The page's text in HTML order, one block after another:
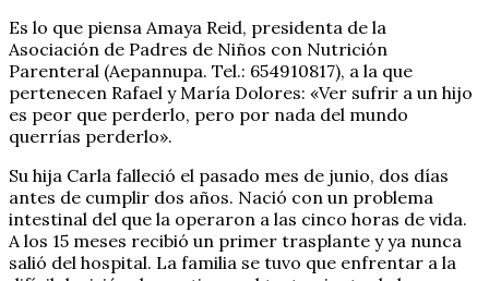
Es lo que piensa Amaya Reid, presidenta de la
Asociación de Padres de Niños con Nutrición
Parenteral (Aepannupa. Tel.: 654910817), a la que
pertenecen Rafael y María Dolores: «Ver sufrir a un hijo
es peor que perderlo, pero por nada del mundo
querrías perderlo».
Su hija Carla falleció el pasado mes de junio, dos días
antes de cumplir dos años. Nació con un problema
intestinal del que la operaron a las cinco horas de vida.
A los 15 meses recibió un primer trasplante y ya nunca
salió del hospital. La familia se tuvo que enfrentar a la